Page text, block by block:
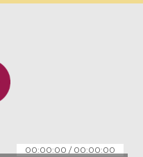
00:00:00 / 00:00:00